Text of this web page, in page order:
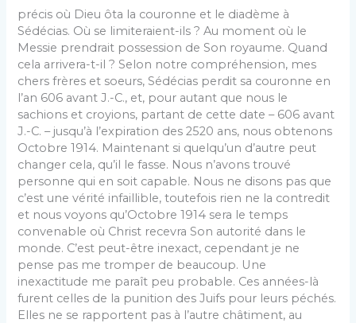
précis où Dieu ôta la couronne et le diadème à
Sédécias. Où se limiteraient-ils ? Au moment où le
Messie prendrait possession de Son royaume. Quand
cela arrivera-t-il ? Selon notre compréhension, mes
chers frères et soeurs, Sédécias perdit sa couronne en
l’an 606 avant J.-C., et, pour autant que nous le
sachions et croyions, partant de cette date – 606 avant
J.-C. – jusqu’à l’expiration des 2520 ans, nous obtenons
Octobre 1914. Maintenant si quelqu’un d’autre peut
changer cela, qu’il le fasse. Nous n’avons trouvé
personne qui en soit capable. Nous ne disons pas que
c’est une vérité infaillible, toutefois rien ne la contredit
et nous voyons qu’Octobre 1914 sera le temps
convenable où Christ recevra Son autorité dans le
monde. C’est peut-être inexact, cependant je ne
pense pas me tromper de beaucoup. Une
inexactitude me paraît peu probable. Ces années-là
furent celles de la punition des Juifs pour leurs péchés.
Elles ne se rapportent pas à l’autre châtiment, au